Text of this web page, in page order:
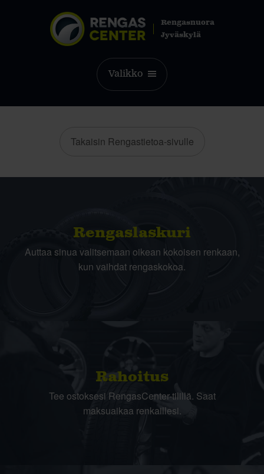
Rengasnuora
Jyväskylä
Valikko
Takaisin Rengastietoa-sivulle
Rengas­laskuri
Auttaa sinua valitsemaan oikean kokoisen renkaan,
kun vaihdat rengaskokoa.
Rahoitus
Tee ostoksesi RengasCenter-tilillä. Saat
maksuaikaa renkaillesi.